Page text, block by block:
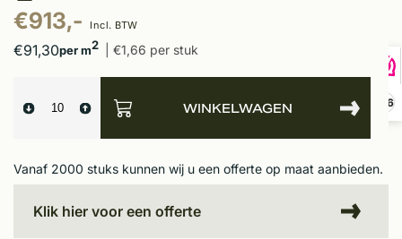
9,6
€913,- Incl. BTW
€91,30per m2 | €1,66 per stuk
WINKELWAGEN
Vanaf 2000 stuks kunnen wij u een offerte op maat aanbieden.
Klik hier voor een offerte